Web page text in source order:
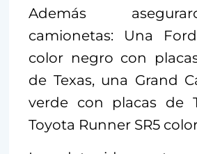
Además
camionetas: Una
color negro con
de Texas, una Grand
verde con placas de
Toyota Runner SR5